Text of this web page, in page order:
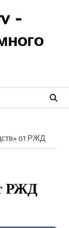
-
от РЖД
РЖД